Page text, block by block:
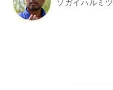
ソガイハルミツ